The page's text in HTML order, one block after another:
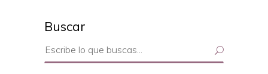
Buscar
Search
for: